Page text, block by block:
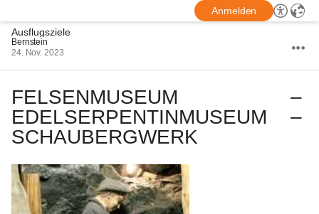
Anmelden
Ausflugsziele
Bernstein
24. Nov. 2023
FELSENMUSEUM –
EDELSERPENTINMUSEUM –
SCHAUBERGWERK